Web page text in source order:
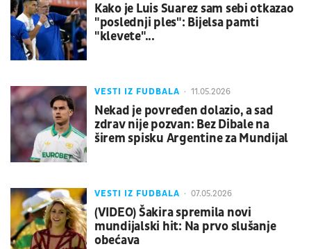
Kako je Luis Suarez sam sebi otkazao
"poslednji ples": Bijelsa pamti
"klevete"...
VESTI IZ FUDBALA 11.05.2026
Nekad je povređen dolazio, a sad
zdrav nije pozvan: Bez Dibale na
širem spisku Argentine za Mundijal
VESTI IZ FUDBALA 07.05.2026
(VIDEO) Šakira spremila novi
mundijalski hit: Na prvo slušanje
obećava